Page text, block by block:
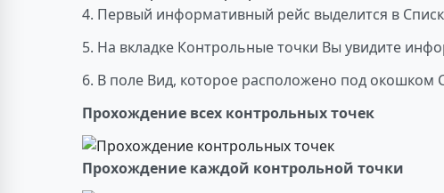
4. Первый информативный рейс выделится в
5. На вкладке Контрольные точки Вы увидите
6. В поле Вид, которое расположено под окошком
Прохождение всех контрольных точек
Прохождение каждой контрольной точки